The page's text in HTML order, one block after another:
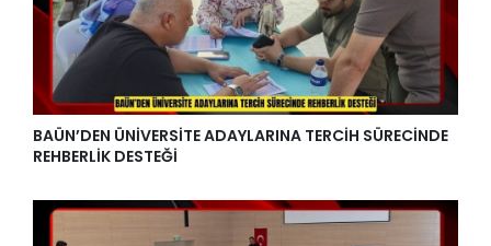
BAÜN’DEN ÜNİVERSİTE ADAYLARINA TERCİH SÜRECİNDE
REHBERLİK DESTEĞİ